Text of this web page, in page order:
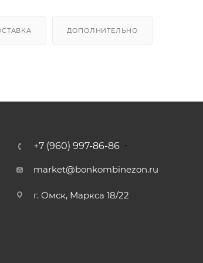
ДОПОЛНИТЕЛЬНО
+7 (960) 997-86-86
market@bonkombinezon.ru
г. Омск, Маркса 18/22